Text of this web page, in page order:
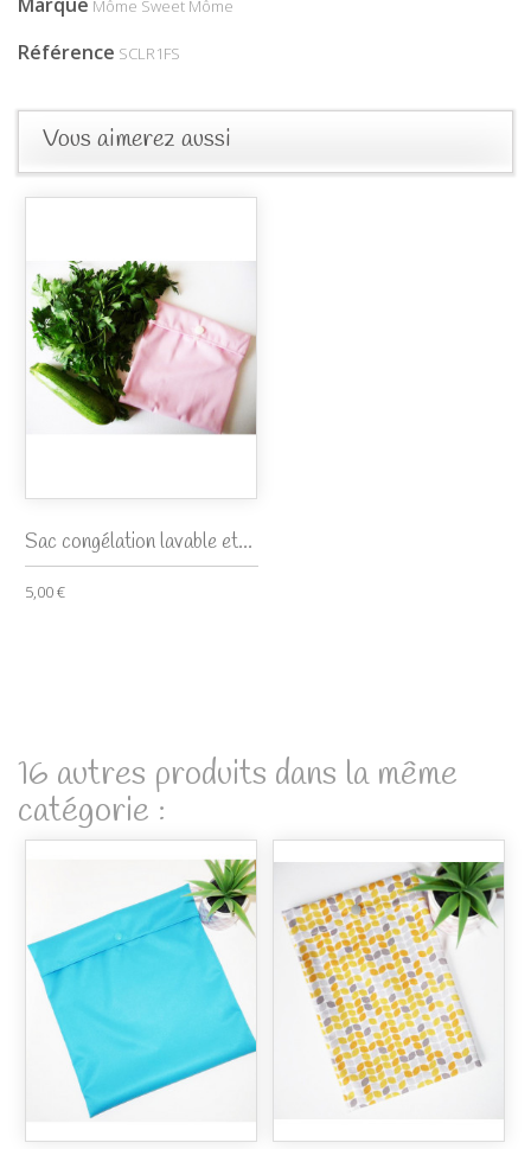
Môme Sweet Môme
Référence SCLR1FS
Vous aimerez aussi
Sac congélation lavable et...
5,00 €
16 autres produits dans la même
catégorie :